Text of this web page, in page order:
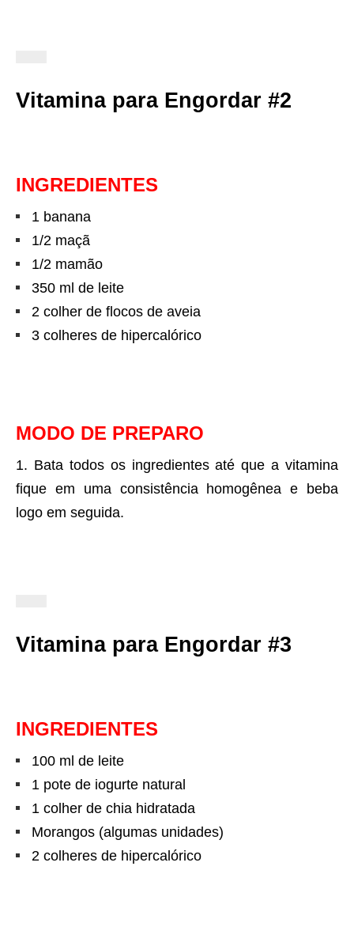
Vitamina para Engordar #2
INGREDIENTES
1 banana
1/2 maçã
1/2 mamão
350 ml de leite
2 colher de flocos de aveia
3 colheres de hipercalórico
MODO DE PREPARO
Bata todos os ingredientes até que a vitamina
fique em uma consistência homogênea e beba
logo em seguida.
Vitamina para Engordar #3
INGREDIENTES
100 ml de leite
1 pote de iogurte natural
1 colher de chia hidratada
Morangos (algumas unidades)
2 colheres de hipercalórico